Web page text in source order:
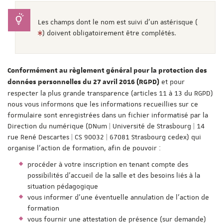
Les champs dont le nom est suivi d'un astérisque (
) doivent obligatoirement être complétés.
Conformément au règlement général pour la protection des
données personnelles du 27 avril 2016 (RGPD) et pour
respecter la plus grande transparence (articles 11 à 13 du RGPD)
nous vous informons que les informations recueillies sur ce
formulaire sont enregistrées dans un fichier informatisé par la
Direction du numérique (DNum | Université de Strasbourg | 14
rue René Descartes | CS 90032 | 67081 Strasbourg cedex) qui
organise l'action de formation, afin de pouvoir :
procéder à votre inscription en tenant compte des
possibilités d'accueil de la salle et des besoins liés à la
situation pédagogique
vous informer d'une éventuelle annulation de l'action de
formation
vous fournir une attestation de présence (sur demande)